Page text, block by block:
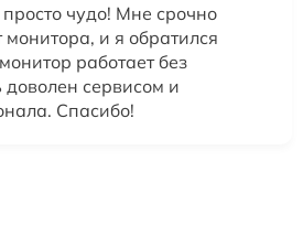
просто чудо! Мне срочно
и я обратился
работает без
сервисом и
Спасибо!